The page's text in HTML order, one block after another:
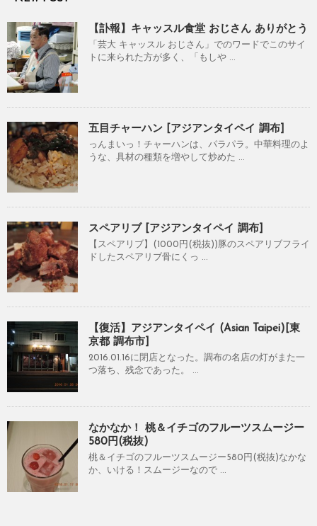
【訃報】キャッスル食堂 おじさん ありがとう
「芸大 キャッスル おじさん」でのワードでこのサイ
トに来られた方が多く、「もしや ...
五目チャーハン [アジアンタイペイ 調布]
っんまいっ！チャーハンは、パラパラ。中華料理のよ
うな、具材の種類を増やして炒めた ...
スペアリブ [アジアンタイペイ 調布]
【スペアリブ】(1000円(税抜))豚のスペアリブフライ
ドしたスペアリブ骨にくっ ...
【復活】アジアンタイペイ (Asian Taipei)[東
京都 調布市]
2016.01.16に閉店となった。調布の名店の灯がまた一
つ落ち、残念であった。 ...
なかなか！ 桃＆イチゴのフルーツスムージー
580円(税抜)
桃＆イチゴのフルーツスムージー580円(税抜)なかな
か、いける！スムージーなので ...